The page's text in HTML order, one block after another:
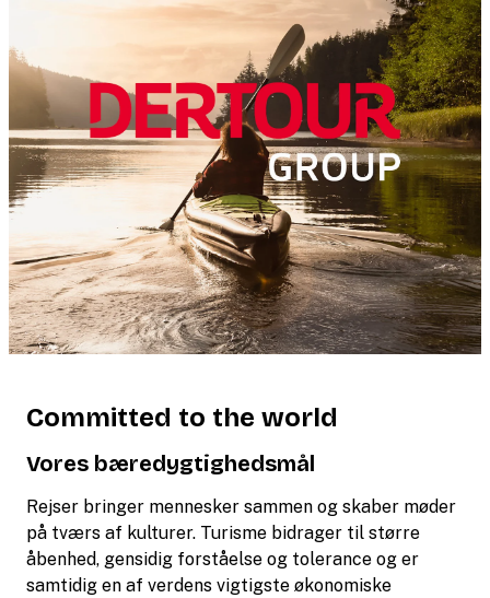
Committed to the world
Vores bæredygtighedsmål
Rejser bringer mennesker sammen og skaber møder
på tværs af kulturer. Turisme bidrager til større
åbenhed, gensidig forståelse og tolerance og er
samtidig en af verdens vigtigste økonomiske